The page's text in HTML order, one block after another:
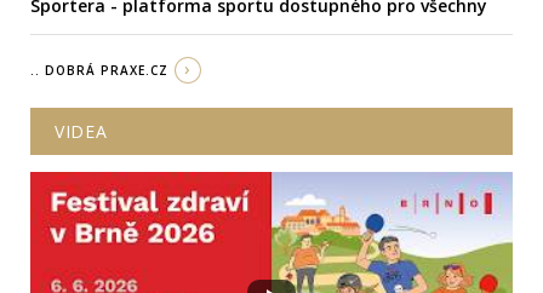
Sportera - platforma sportu dostupného pro všechny
.. DOBRÁ PRAXE.CZ
VIDEA